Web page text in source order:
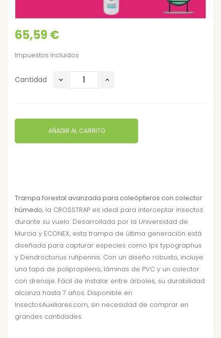
65,59 €
Impuestos incluidos
Cantidad
AÑADIR AL CARRITO
Trampa forestal avanzada para coleópteros con colector
húmedo, la CROSSTRAP es ideal para interceptar insectos
durante su vuelo. Desarrollada por la Universidad de
Murcia y ECONEX, esta trampa de última generación está
diseñada para capturar especies como Ips typographus
y Dendroctonus rufipennis. Con un diseño robusto, incluye
una tapa de polipropileno, láminas de PVC y un colector
con drenaje. Fácil de instalar entre árboles, su durabilidad
alcanza hasta 7 años. Disponible en
InsectosAuxiliares.com, sin necesidad de comprar en
grandes cantidades.